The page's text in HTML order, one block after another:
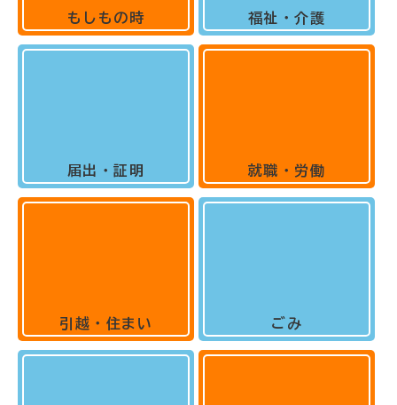
もしもの時
届出・証明
引越・住まい
福祉・介護
就職・労働
ごみ